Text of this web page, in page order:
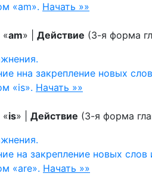
«am». Начать »»
| «am» | Действие (3-я форма
нна закрепление новых
«is». Начать »»
| «is» | Действие (3-я форма
на закрепление новых
«are». Начать »»